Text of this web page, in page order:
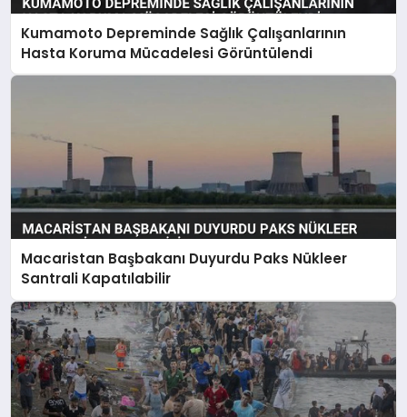
Kumamoto Depreminde Sağlık Çalışanlarının
Hasta Koruma Mücadelesi Görüntülendi
Macaristan Başbakanı Duyurdu Paks Nükleer
Santrali Kapatılabilir